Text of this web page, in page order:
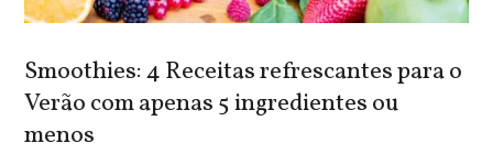
Smoothies: 4 Receitas refrescantes para o
Verão com apenas 5 ingredientes ou
menos